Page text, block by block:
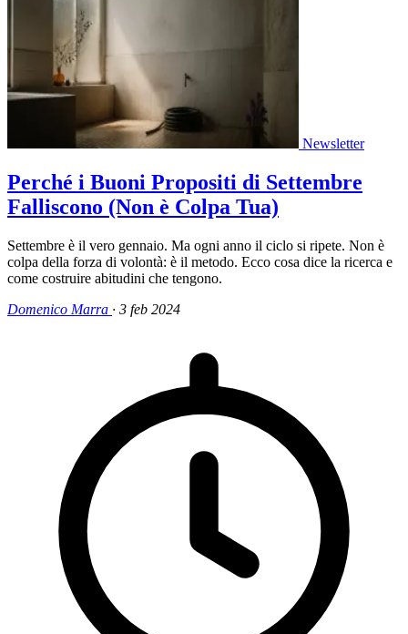
Newsletter
Perché i Buoni Propositi di Settembre
Falliscono (Non è Colpa Tua)
Settembre è il vero gennaio. Ma ogni anno il ciclo si ripete. Non è
colpa della forza di volontà: è il metodo. Ecco cosa dice la ricerca e
come costruire abitudini che tengono.
Domenico Marra · 3 feb 2024